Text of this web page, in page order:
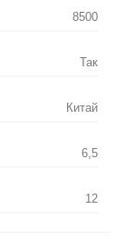
8500
Так
Китай
6,5
12